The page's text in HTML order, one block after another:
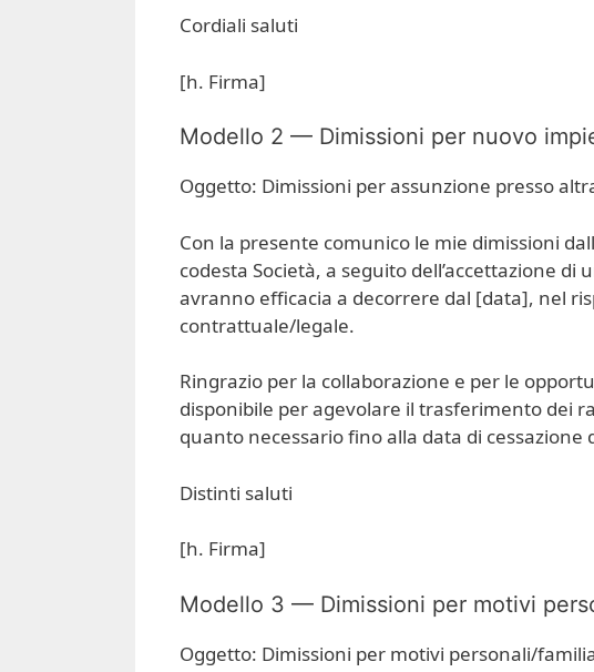
Cordiali saluti
[h. Firma]
Modello 2 — Dimissioni per nuovo
Oggetto: Dimissioni per assunzione presso
Con la presente comunico le mie dimissioni
codesta Società, a seguito dell’accettazione
avranno efficacia a decorrere dal [data], nel
contrattuale/legale.
Ringrazio per la collaborazione e per le
disponibile per agevolare il trasferimento dei
quanto necessario fino alla data di cessazione
Distinti saluti
[h. Firma]
Modello 3 — Dimissioni per motivi
Oggetto: Dimissioni per motivi personali/